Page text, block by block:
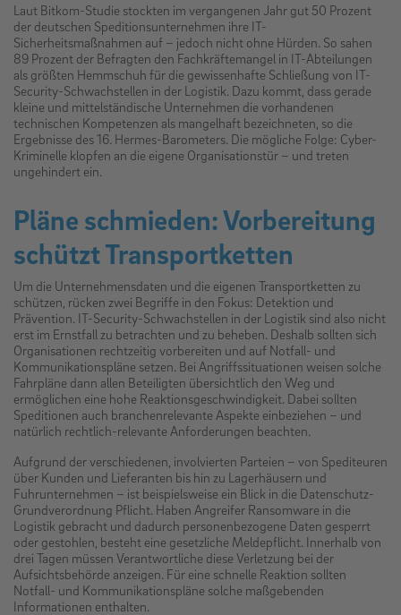
Laut Bitkom-Studie stockten im vergangenen Jahr gut 50 Prozent
der deutschen Speditionsunternehmen ihre IT-
Sicherheitsmaßnahmen auf – jedoch nicht ohne Hürden. So sahen
89 Prozent der Befragten den Fachkräftemangel in IT-Abteilungen
als größten Hemmschuh für die gewissenhafte Schließung von IT-
Security-Schwachstellen in der Logistik. Dazu kommt, dass gerade
kleine und mittelständische Unternehmen die vorhandenen
technischen Kompetenzen als mangelhaft bezeichneten, so die
Ergebnisse des 16. Hermes-Barometers. Die mögliche Folge: Cyber-
Kriminelle klopfen an die eigene Organisationstür – und treten
ungehindert ein.
Pläne schmieden: Vorbereitung
schützt Transportketten
Um die Unternehmensdaten und die eigenen Transportketten zu
schützen, rücken zwei Begriffe in den Fokus: Detektion und
Prävention. IT-Security-Schwachstellen in der Logistik sind also nicht
erst im Ernstfall zu betrachten und zu beheben. Deshalb sollten sich
Organisationen rechtzeitig vorbereiten und auf Notfall- und
Kommunikationspläne setzen. Bei Angriffssituationen weisen solche
Fahrpläne dann allen Beteiligten übersichtlich den Weg und
ermöglichen eine hohe Reaktionsgeschwindigkeit. Dabei sollten
Speditionen auch branchenrelevante Aspekte einbeziehen – und
natürlich rechtlich-relevante Anforderungen beachten.
Aufgrund der verschiedenen, involvierten Parteien – von Spediteuren
über Kunden und Lieferanten bis hin zu Lagerhäusern und
Fuhrunternehmen – ist beispielsweise ein Blick in die Datenschutz-
Grundverordnung Pflicht. Haben Angreifer Ransomware in die
Logistik gebracht und dadurch personenbezogene Daten gesperrt
oder gestohlen, besteht eine gesetzliche Meldepflicht. Innerhalb von
drei Tagen müssen Verantwortliche diese Verletzung bei der
Aufsichtsbehörde anzeigen. Für eine schnelle Reaktion sollten
Notfall- und Kommunikationspläne solche maßgebenden
Informationen enthalten.